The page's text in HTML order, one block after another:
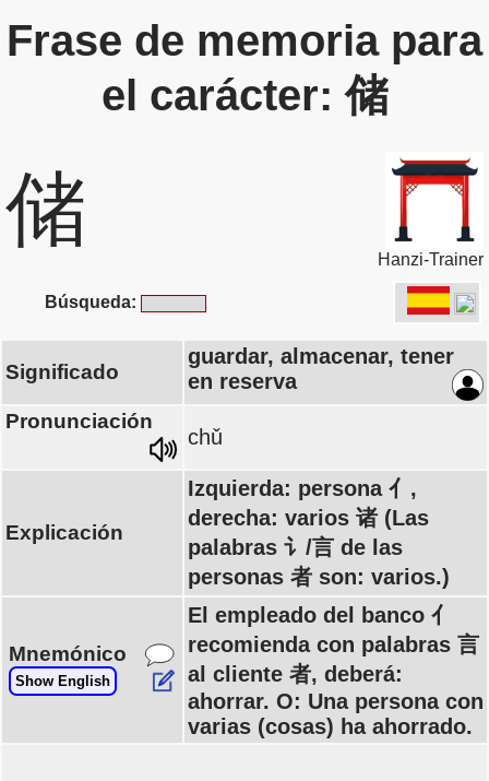
Frase de memoria para
el carácter: 储
储
Hanzi-Trainer
Búsqueda:
Significado
guardar, almacenar, tener
en reserva
Pronunciación
chǔ
Explicación
Izquierda: persona 亻,
derecha: varios 诸 (Las
palabras 讠/言 de las
personas 者 son: varios.)
Mnemónico
Show English
El empleado del banco 亻
recomienda con palabras 言
al cliente 者, deberá:
ahorrar. O: Una persona con
varias (cosas) ha ahorrado.